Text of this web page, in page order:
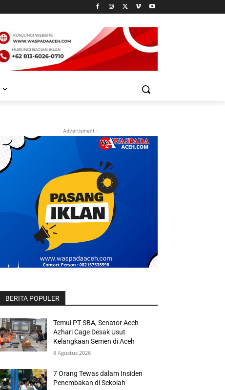
- Advertisment -
BERITA POPULER
Temui PT SBA, Senator Aceh
Azhari Cage Desak Usut
Kelangkaan Semen di Aceh
8 Agustus 2026
7 Orang Tewas dalam Insiden
Penembakan di Sekolah